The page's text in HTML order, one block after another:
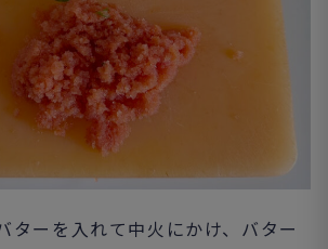
ーを入れて中火にかけ、バター